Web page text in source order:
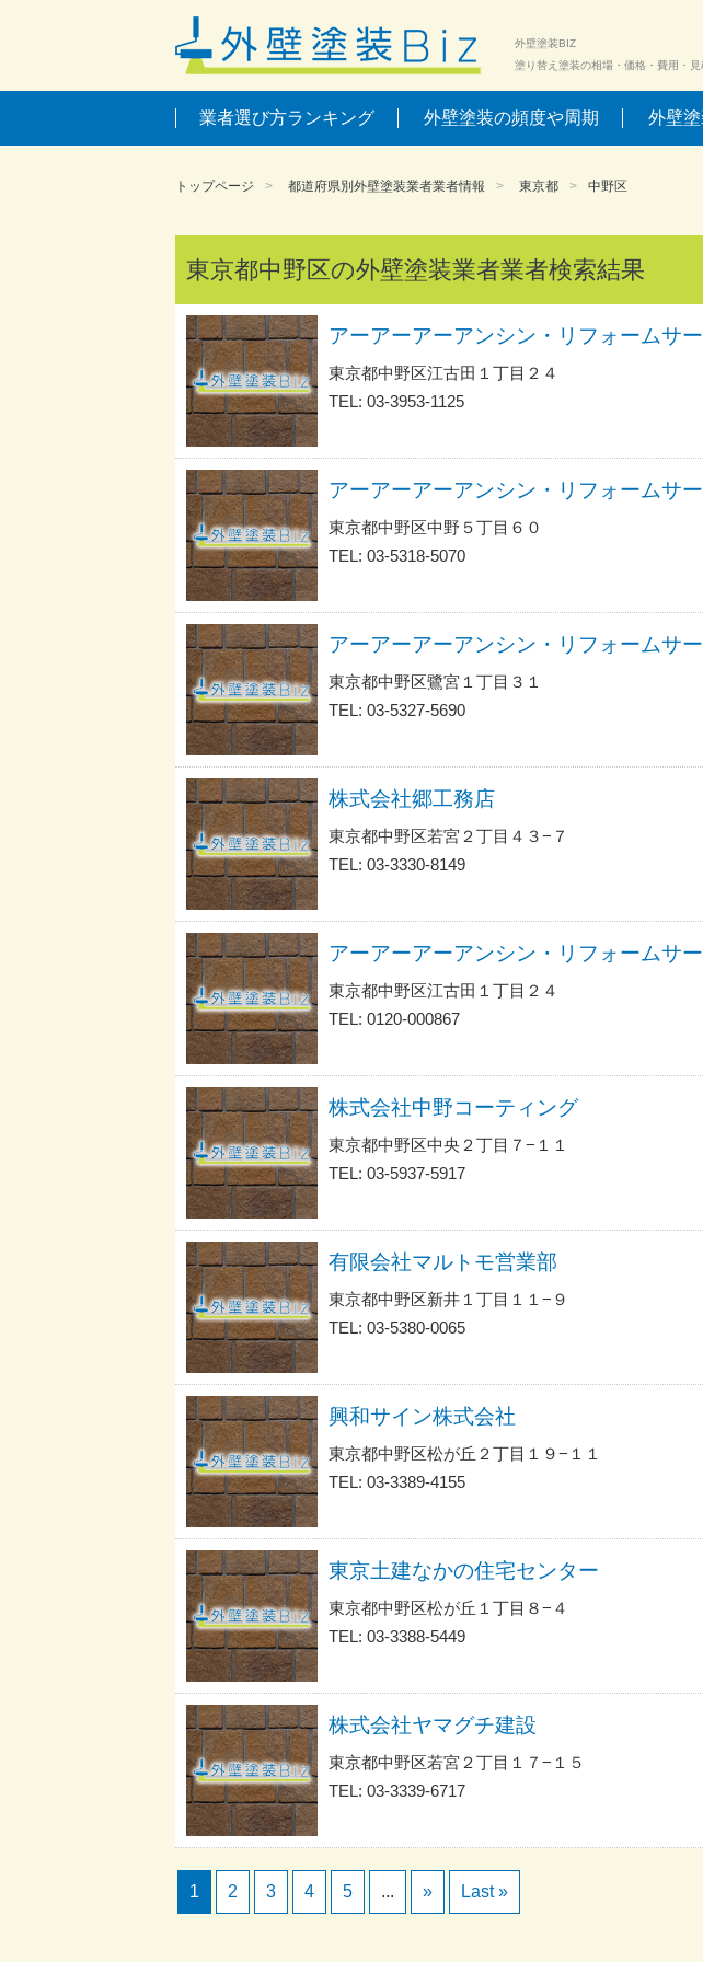
外壁塗装BIZ
塗り替え塗装の相場・価格・費用・
業者選び方ランキング 外壁塗装の頻度や周期 外壁
トップページ 都道府県別外壁塗装業者業者情報 東京都 中野区
東京都中野区の外壁塗装業者業者検索結果
東京都中野区江古田１丁目２４
TEL: 03-3953-1125
東京都中野区中野５丁目６０
TEL: 03-5318-5070
東京都中野区鷺宮１丁目３１
TEL: 03-5327-5690
株式会社郷工務店
東京都中野区若宮２丁目４３−７
TEL: 03-3330-8149
東京都中野区江古田１丁目２４
TEL: 0120-000867
株式会社中野コーティング
東京都中野区中央２丁目７−１１
TEL: 03-5937-5917
有限会社マルトモ営業部
東京都中野区新井１丁目１１−９
TEL: 03-5380-0065
興和サイン株式会社
東京都中野区松が丘２丁目１９−１１
TEL: 03-3389-4155
東京土建なかの住宅センター
東京都中野区松が丘１丁目８−４
TEL: 03-3388-5449
株式会社ヤマグチ建設
東京都中野区若宮２丁目１７−１５
TEL: 03-3339-6717
1 2 3 4 5 ... » Last »